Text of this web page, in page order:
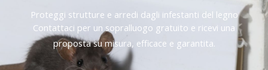
Proteggi strutture e arredi dagli infestanti del legno
Contattaci per un sopralluogo gratuito e ricevi una
proposta su misura, efficace e garantita.